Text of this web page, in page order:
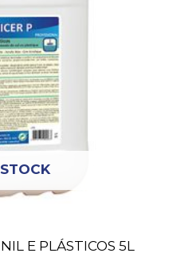
E PLÁSTICOS 5L